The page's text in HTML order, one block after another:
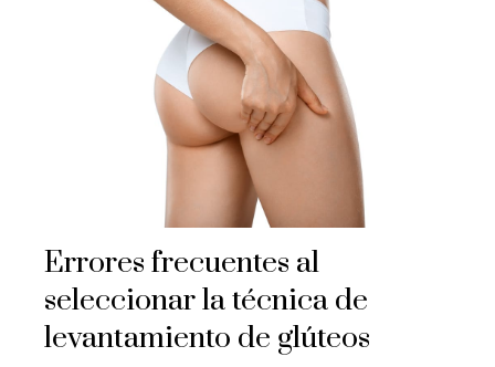
Errores frecuentes al
seleccionar la técnica de
levantamiento de glúteos